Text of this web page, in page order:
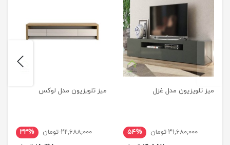
میز تلویزیون مدل غزل
۳۱,۶۸۰,۰۰۰ تومان
۵۴%
میز تلویزیون مدل لوکس
۲۲,۶۸۸,۰۰۰ تومان
۳۳%
previus